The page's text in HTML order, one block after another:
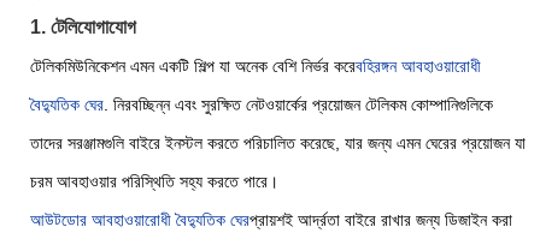
1. টেলিযোগাযোগ
টেলিকমিউনিকেশন এমন একটি শিল্প যা অনেক বেশি নির্ভর করেবহিরঙ্গন আবহাওয়ারোধী
বৈদ্যুতিক ঘের . নিরবচ্ছিন্ন এবং সুরক্ষিত নেটওয়ার্কের প্রয়োজন টেলিকম কোম্পানিগুলিকে
তাদের সরঞ্জামগুলি বাইরে ইনস্টল করতে পরিচালিত করেছে, যার জন্য এমন ঘেরের প্রয়োজন যা
চরম আবহাওয়ার পরিস্থিতি সহ্য করতে পারে।
আউটডোর আবহাওয়ারোধী বৈদ্যুতিক ঘেরপ্রায়শই আর্দ্রতা বাইরে রাখার জন্য ডিজাইন করা